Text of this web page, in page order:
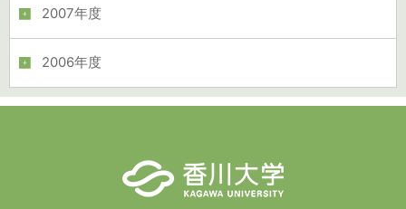
2007年度
2006年度